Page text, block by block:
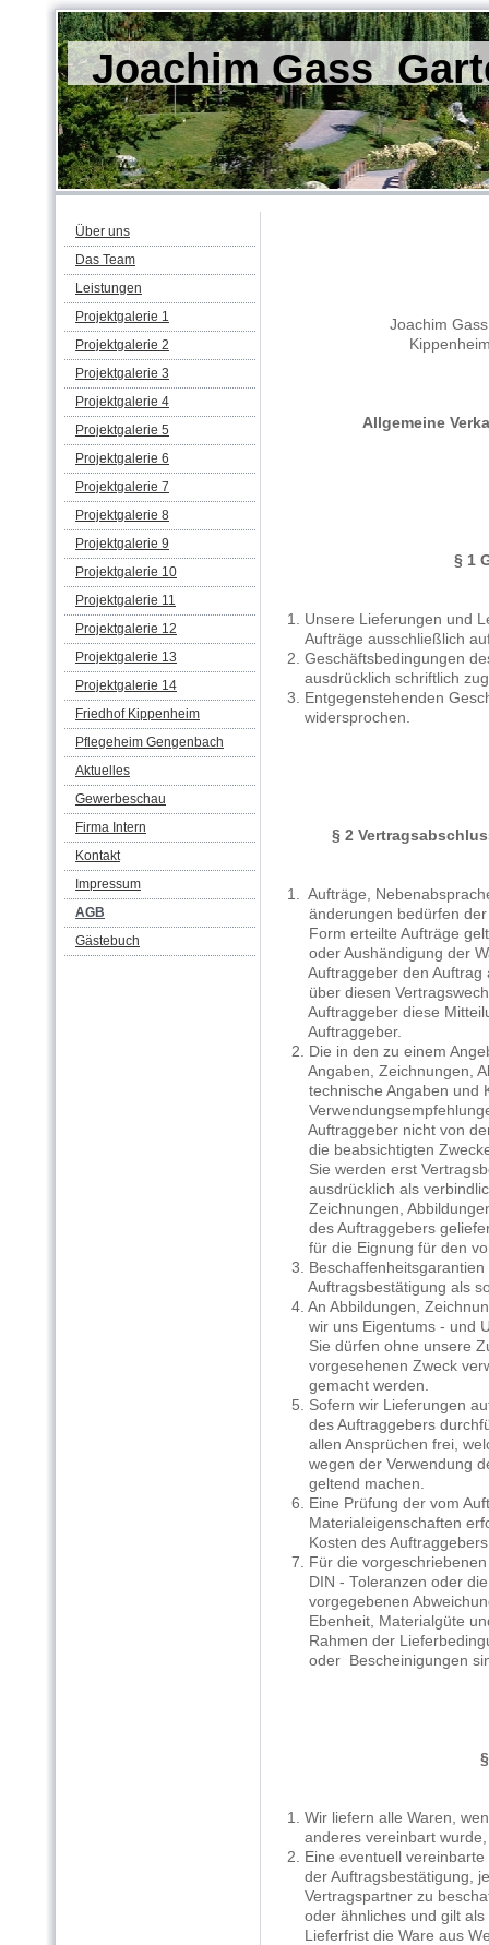
Joachim Gass
Über uns
Das Team
Leistungen
Projektgalerie 1
Projektgalerie 2
Projektgalerie 3
Projektgalerie 4
Projektgalerie 5
Projektgalerie 6
Projektgalerie 7
Projektgalerie 8
Projektgalerie 9
Projektgalerie 10
Projektgalerie 11
Projektgalerie 12
Projektgalerie 13
Projektgalerie 14
Friedhof Kippenheim
Pflegeheim Gengenbach
Aktuelles
Gewerbeschau
Firma Intern
Kontakt
Impressum
AGB
Gästebuch
Joachim Gass
Allgemeine
§ 1
1. Unsere Lieferungen und
Aufträge ausschließlich
2. Geschäftsbedingungen
ausdrücklich schriftlich
3. Entgegenstehenden
widersprochen.
§ 2
1. Aufträge,
änderungen bedürfen der
Form erteilte Aufträge
oder Aushändigung der
Auftraggeber den Auftrag
über diesen
Auftraggeber diese
Auftraggeber.
2. Die in den zu einem
Angaben, Zeichnungen,
technische Angaben und
Auftraggeber nicht von der
die beabsichtigten
Sie werden erst
ausdrücklich als
Zeichnungen,
des Auftraggebers
für die Eignung für den
3.
Auftragsbestätigung als
4. An Abbildungen,
wir uns Eigentums - und
Sie dürfen ohne unsere
vorgesehenen Zweck
gemacht werden.
5. Sofern wir Lieferungen
des Auftraggebers
allen Ansprüchen frei,
wegen der Verwendung
geltend machen.
6. Eine Prüfung der vom
Materialeigenschaften
Kosten des
7. Für die
DIN - Toleranzen oder die
vorgegebenen
Ebenheit, Materialgüte
Rahmen der
oder Bescheinigungen
1. Wir liefern alle Waren,
anderes vereinbart wurde,
2. Eine eventuell
der Auftragsbestätigung,
Vertragspartner zu
oder ähnliches und gilt als
Lieferfrist die Ware aus